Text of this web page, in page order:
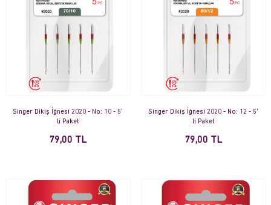
Singer Dikiş İğnesi 2020 - No: 10 - 5'
li Paket
79,00 TL
Singer Dikiş İğnesi 2020 - No: 12 - 5'
li Paket
79,00 TL